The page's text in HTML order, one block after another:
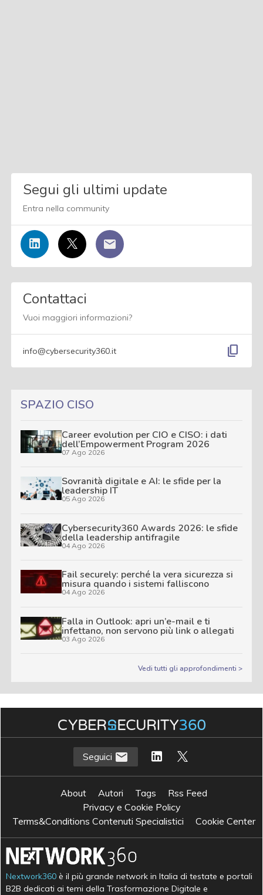
Segui gli ultimi update
Entra nella community
Contattaci
Vuoi maggiori informazioni?
info@cybersecurity360.it content_copy
SPAZIO CISO
Career evolution per CIO e CISO: i dati
dell’Empowerment Program 2026
07 Ago 2026
Sovranità digitale e AI: le sfide per la
leadership IT
05 Ago 2026
Cybersecurity360 Awards 2026: le sfide
della leadership antifragile
04 Ago 2026
Fail securely: perché la vera sicurezza si
misura quando i sistemi falliscono
04 Ago 2026
Falla in Outlook: apri un’e-mail e ti
infettano, non servono più link o allegati
03 Ago 2026
Vedi tutti gli approfondimenti >
Seguici
About Autori Tags
Rss Feed
Privacy e Cookie Policy
Terms&Conditions Contenuti Specialistici
Cookie Center
Nextwork360 è il più grande network in Italia di testate e portali
B2B dedicati ai temi della Trasformazione Digitale e